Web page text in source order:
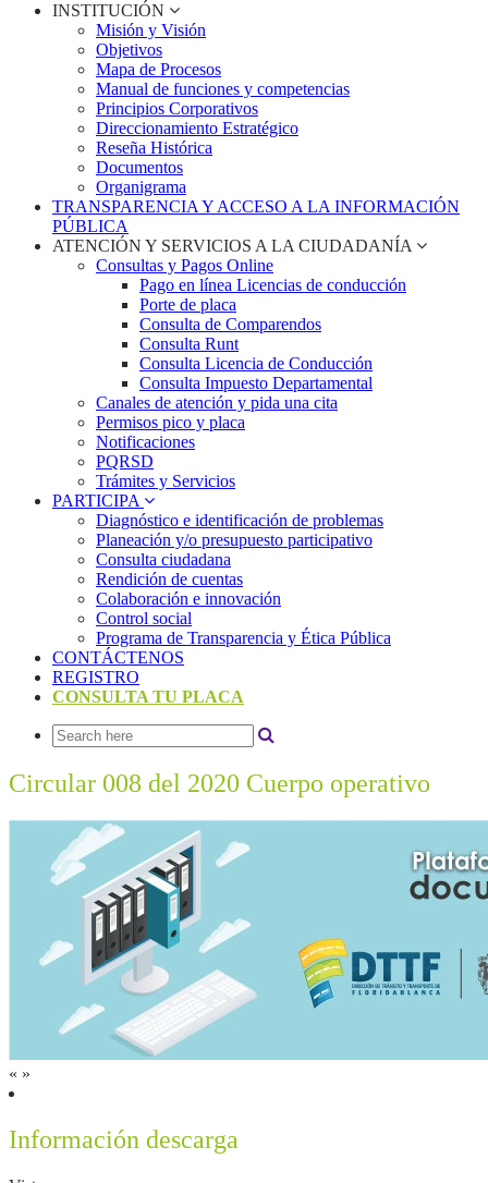
INSTITUCIÓN
Misión y Visión
Objetivos
Mapa de Procesos
Manual de funciones y competencias
Principios Corporativos
Direccionamiento Estratégico
Reseña Histórica
Documentos
Organigrama
TRANSPARENCIA Y ACCESO A LA INFORMACIÓN
PÚBLICA
ATENCIÓN Y SERVICIOS A LA CIUDADANÍA
Consultas y Pagos Online
Pago en línea Licencias de conducción
Porte de placa
Consulta de Comparendos
Consulta Runt
Consulta Licencia de Conducción
Consulta Impuesto Departamental
Canales de atención y pida una cita
Permisos pico y placa
Notificaciones
PQRSD
Trámites y Servicios
PARTICIPA
Diagnóstico e identificación de problemas
Planeación y/o presupuesto participativo​
Consulta ciudadana
Rendición de cuentas
Colaboración e innovación
Control social
Programa de Transparencia y Ética Pública
CONTÁCTENOS
REGISTRO
CONSULTA TU PLACA
Circular 008 del 2020 Cuerpo operativo
« »
Información descarga